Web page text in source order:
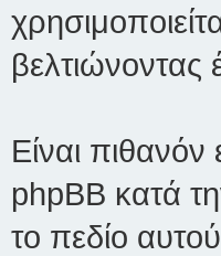
βελτιώνοντας
Είναι
phpBB κατά
το πεδίο